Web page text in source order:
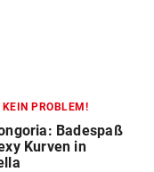
KEIN PROBLEM!
Badespaß
Kurven in